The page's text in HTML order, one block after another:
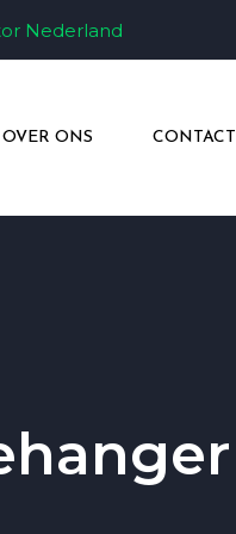
Nederland
OVER ONS CONTACT